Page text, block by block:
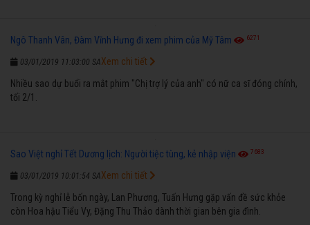
Ngô Thanh Vân, Đàm Vĩnh Hưng đi xem phim của Mỹ Tâm 6271
03/01/2019 11:03:00 SA
Nhiều sao dự buổi ra mắt phim "Chị trợ lý của anh" có nữ ca sĩ đóng chính,
tối 2/1.
Xem chi tiết
Sao Việt nghỉ Tết Dương lịch: Người tiệc tùng, kẻ nhập viện 7683
03/01/2019 10:01:54 SA
Trong kỳ nghỉ lễ bốn ngày, Lan Phương, Tuấn Hưng gặp vấn đề sức khỏe
còn Hoa hậu Tiểu Vy, Đặng Thu Thảo dành thời gian bên gia đình.
Xem chi tiết